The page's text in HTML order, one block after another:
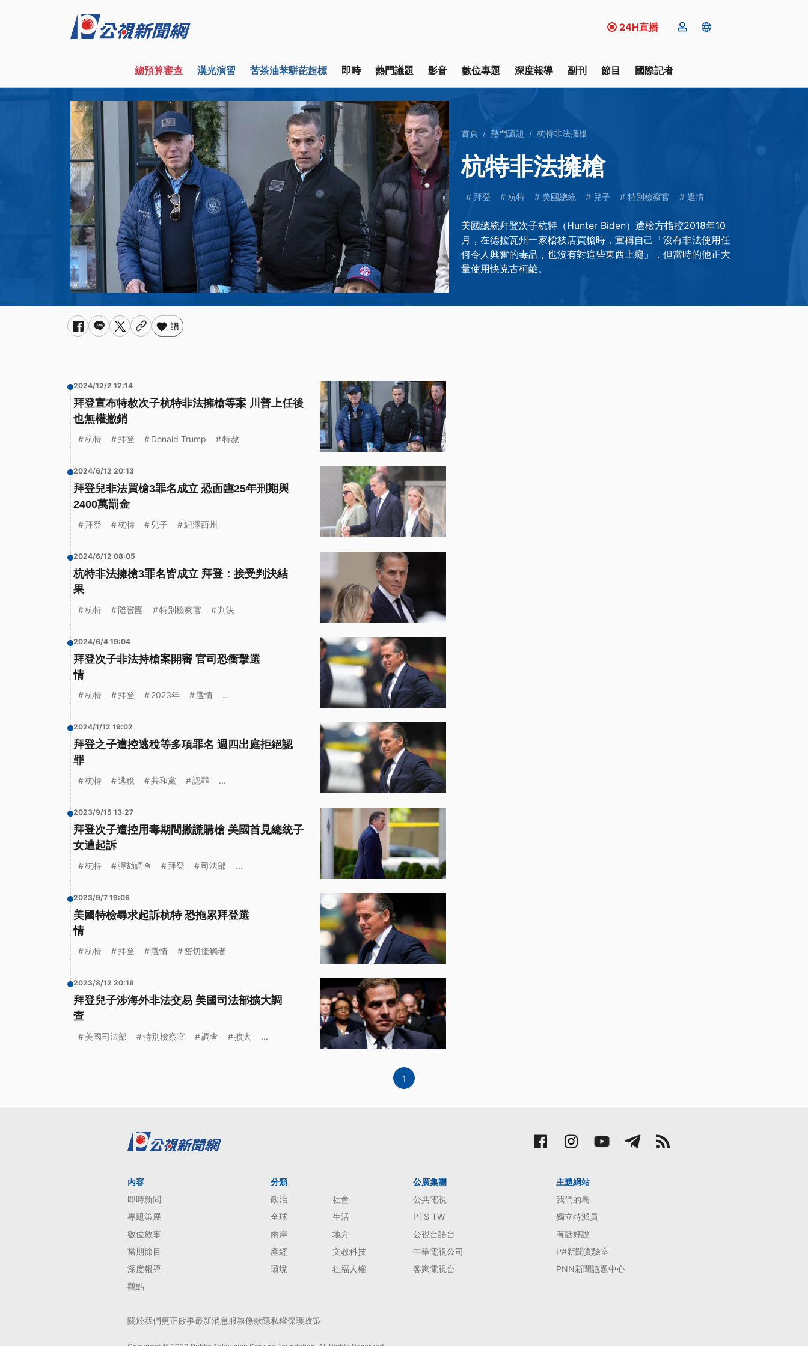
24H直播
總預算審查 漢光演習 苦茶油苯駢芘超標 即時 熱門議題 影音 數位專題 深度報導 副刊 節目 國際記者
首頁 熱門議題 杭特非法擁槍
杭特非法擁槍
拜登 杭特 美國總統 兒子 特別檢察官 選情
美國總統拜登次子杭特（Hunter Biden）遭檢方指控2018年10
月，在德拉瓦州一家槍枝店買槍時，宣稱自己「沒有非法使用任
何令人興奮的毒品，也沒有對這些東西上癮」，但當時的他正大
量使用快克古柯鹼。
讚
2024/12/2 12:14
拜登宣布特赦次子杭特非法擁槍等案 川普上任後
也無權撤銷
杭特 拜登 Donald Trump 特赦
2024/6/12 20:13
拜登兒非法買槍3罪名成立 恐面臨25年刑期與
2400萬罰金
拜登 杭特 兒子 紐澤西州
2024/6/12 08:05
杭特非法擁槍3罪名皆成立 拜登：接受判決結
果
杭特 陪審團 特別檢察官 判決
2024/6/4 19:04
拜登次子非法持槍案開審 官司恐衝擊選
情
杭特 拜登 2023年 選情 ...
2024/1/12 19:02
拜登之子遭控逃稅等多項罪名 週四出庭拒絕認
罪
杭特 逃稅 共和黨 認罪 ...
2023/9/15 13:27
拜登次子遭控用毒期間撒謊購槍 美國首見總統子
女遭起訴
杭特 彈劾調查 拜登 司法部 ...
2023/9/7 19:06
美國特檢尋求起訴杭特 恐拖累拜登選
情
杭特 拜登 選情 密切接觸者
2023/8/12 20:18
拜登兒子涉海外非法交易 美國司法部擴大調
查
美國司法部 特別檢察官 調查 擴大 ...
1
內容
即時新聞
專題策展
數位敘事
當期節目
深度報導
觀點
分類
政治
社會
全球
生活
兩岸
地方
產經
文教科技
環境
社福人權
公廣集團
公共電視
PTS TW
公視台語台
中華電視公司
客家電視台
主題網站
我們的島
獨立特派員
有話好說
P#新聞實驗室
PNN新聞議題中心
關於我們更正啟事最新消息服務條款隱私權保護政策